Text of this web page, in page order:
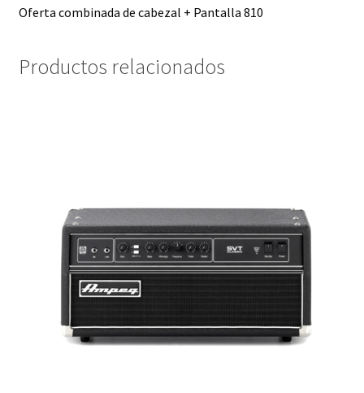
Oferta combinada de cabezal + Pantalla 810
Productos relacionados